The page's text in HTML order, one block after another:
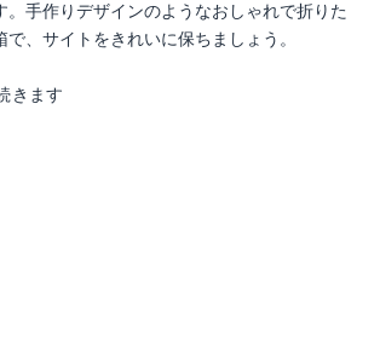
。手作りデザインのようなおしゃれで折りた
、サイトをきれいに保ちましょう。
きます